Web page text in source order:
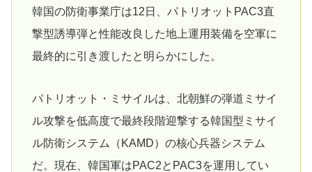
韓国の防衛事業庁は12日、パトリオットPAC3直
撃型誘導弾と性能改良した地上運用装備を空軍に
最終的に引き渡したと明らかにした。
パトリオット・ミサイルは、北朝鮮の弾道ミサイ
ル攻撃を低高度で最終段階迎撃する韓国型ミサイ
ル防衛システム（KAMD）の核心兵器システム
だ。現在、韓国軍はPAC2とPAC3を運用してい